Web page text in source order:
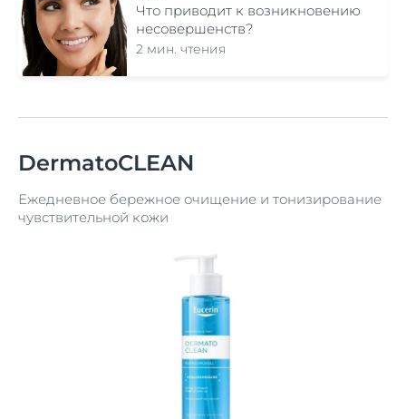
Что приводит к возникновению
несовершенств?
2 мин. чтения
DermatoCLEAN
Ежедневное бережное очищение и тонизирование
чувствительной кожи